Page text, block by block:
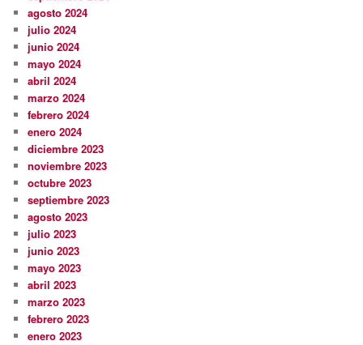
agosto 2024
julio 2024
junio 2024
mayo 2024
abril 2024
marzo 2024
febrero 2024
enero 2024
diciembre 2023
noviembre 2023
octubre 2023
septiembre 2023
agosto 2023
julio 2023
junio 2023
mayo 2023
abril 2023
marzo 2023
febrero 2023
enero 2023